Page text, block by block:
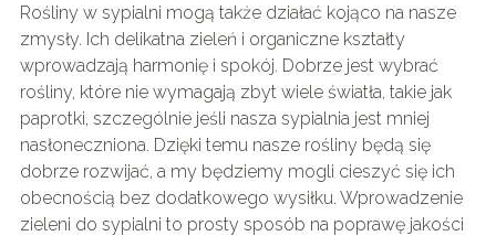
Rośliny w sypialni mogą także działać kojąco na nasze
zmysły. Ich delikatna zieleń i organiczne kształty
wprowadzają harmonię i spokój. Dobrze jest wybrać
rośliny, które nie wymagają zbyt wiele światła, takie jak
paprotki, szczególnie jeśli nasza sypialnia jest mniej
nasłoneczniona. Dzięki temu nasze rośliny będą się
dobrze rozwijać, a my będziemy mogli cieszyć się ich
obecnością bez dodatkowego wysiłku. Wprowadzenie
zieleni do sypialni to prosty sposób na poprawę jakości